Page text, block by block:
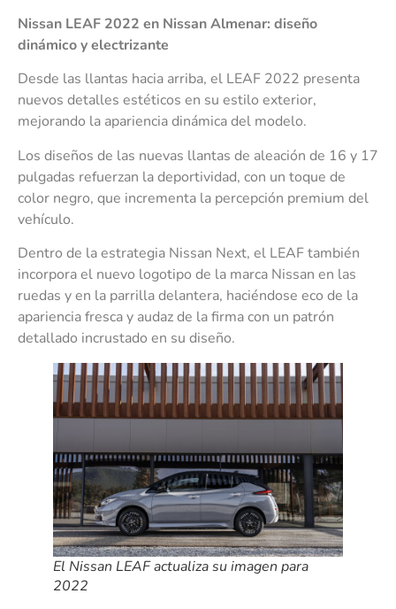
Nissan LEAF 2022 en Nissan Almenar: diseño
dinámico y electrizante
Desde las llantas hacia arriba, el LEAF 2022 presenta
nuevos detalles estéticos en su estilo exterior,
mejorando la apariencia dinámica del modelo.
Los diseños de las nuevas llantas de aleación de 16 y 17
pulgadas refuerzan la deportividad, con un toque de
color negro, que incrementa la percepción premium del
vehículo.
Dentro de la estrategia Nissan Next, el LEAF también
incorpora el nuevo logotipo de la marca Nissan en las
ruedas y en la parrilla delantera, haciéndose eco de la
apariencia fresca y audaz de la firma con un patrón
detallado incrustado en su diseño.
El Nissan LEAF actualiza su imagen para
2022